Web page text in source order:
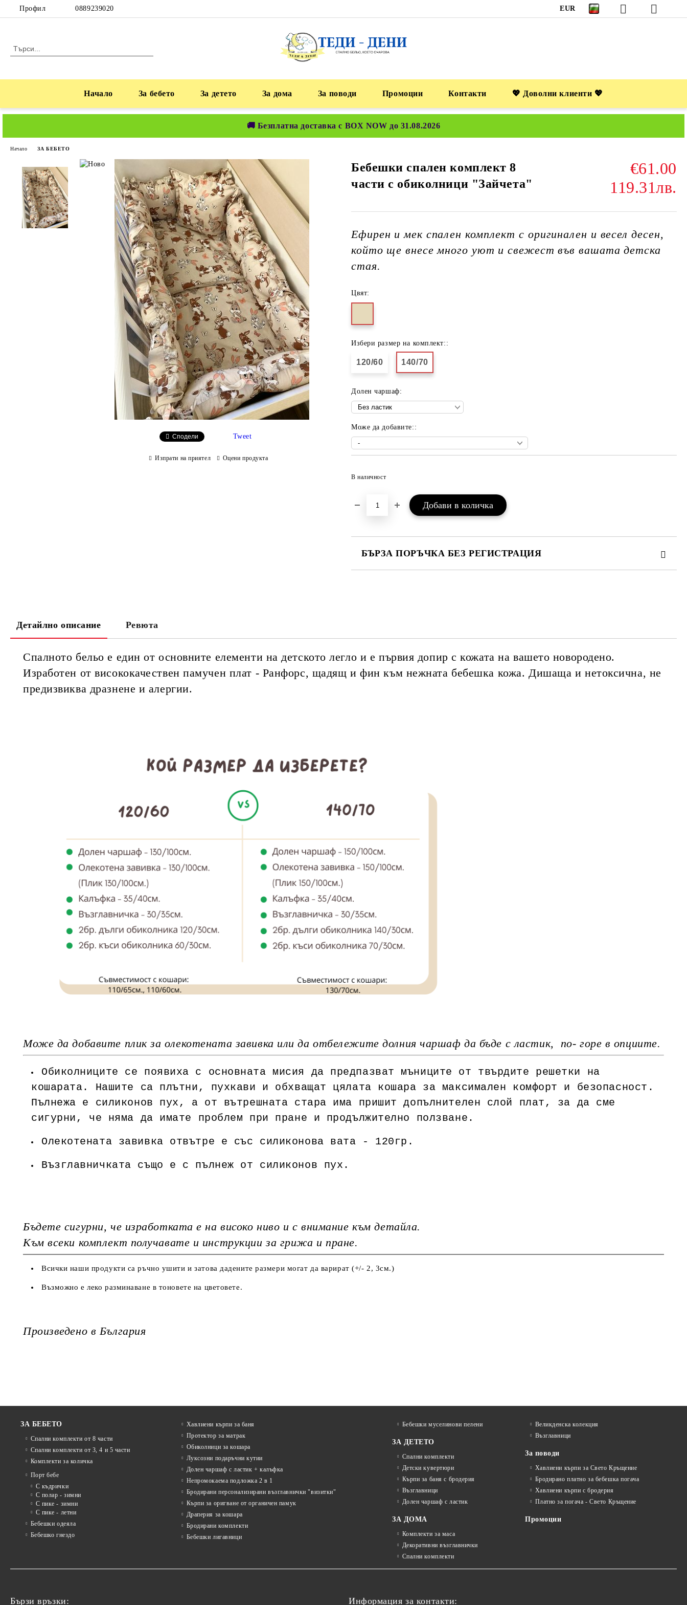
Профил 0889239020 EUR
Начало За бебето За детето За дома За поводи Промоции Контакти 💖 Доволни клиенти 💖
🚚 Безплатна доставка с BOX NOW до 31.08.2026
Начало ЗА БЕБЕТО
Бебешки спален комплект 8
части с обиколници "Зайчета"
€61.00
119.31лв.
Ефирен и мек спален комплект с оригинален и весел десен,
който ще внесе много уют и свежест във вашата детска
стая.
Цвят:
Избери размер на комплект::
120/60 140/70
Долен чаршаф:
Може да добавите::
В наличност
БЪРЗА ПОРЪЧКА БЕЗ РЕГИСТРАЦИЯ
Сподели Tweet
Изпрати на приятел Оцени продукта
Детайлно описание Ревюта
Спалното бельо е един от основните елементи на детското легло и е първия допир с кожата на вашето новородено.
Изработен от висококачествен памучен плат - Ранфорс, щадящ и фин към нежната бебешка кожа. Дишаща и нетоксична, не
предизвиква дразнене и алергии.
Може да добавите плик за олекотената завивка или да отбележите долния чаршаф да бъде с ластик, по- горе в опциите.
Обиколниците се появиха с основната мисия да предпазват мъниците от твърдите решетки на
кошарата. Нашите са плътни, пухкави и обхващат цялата кошара за максимален комфорт и безопасност.
Пълнежа е силиконов пух, а от вътрешната стара има пришит допълнителен слой плат, за да сме
сигурни, че няма да имате проблем при пране и продължително ползване.
Олекотената завивка отвътре е със силиконова вата - 120гр.
Възглавничката също е с пълнеж от силиконов пух.
Бъдете сигурни, че изработката е на високо ниво и с внимание към детайла.
Към всеки комплект получавате и инструкции за грижа и пране.
Всички наши продукти са ръчно ушити и затова дадените размери могат да варират (+/- 2, 3см.)
Възможно е леко разминаване в тоновете на цветовете.
Произведено в България
ЗА БЕБЕТО
Спални комплекти от 8 части
Спални комплекти от 3, 4 и 5 части
Комплекти за количка
Порт бебе
С къдрички
С полар - зимни
С пике - зимни
С пике - летни
Бебешки одеяла
Бебешко гнездо
Хавлиени кърпи за баня
Протектор за матрак
Обиколници за кошара
Луксозни подаръчни кутии
Долен чаршаф с ластик + калъфка
Непромокаема подложка 2 в 1
Бродирани персонализирани възглавнички "визитки"
Кърпи за оригване от органичен памук
Драперия за кошара
Бродирани комплекти
Бебешки лигавници
Бебешки муселинови пелени
ЗА ДЕТЕТО
Спални комплекти
Детски кувертюри
Кърпи за баня с бродерия
Възглавници
Долен чаршаф с ластик
ЗА ДОМА
Комплекти за маса
Декоративни възглавнички
Спални комплекти
Великденска колекция
Възглавници
За поводи
Хавлиени кърпи за Свето Кръщение
Бродирано платно за бебешка погача
Хавлиени кърпи с бродерия
Платно за погача - Свето Кръщение
Промоции
Бързи връзки: Информация за контакти: